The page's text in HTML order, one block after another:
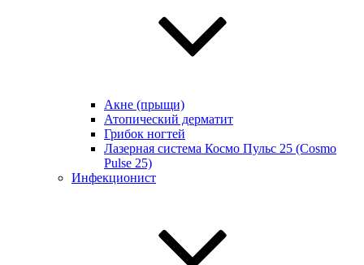
Акне (прыщи)
Атопический дерматит
Грибок ногтей
Лазерная система Космо Пульс 25 (Cosmo
Pulse 25)
Инфекционист